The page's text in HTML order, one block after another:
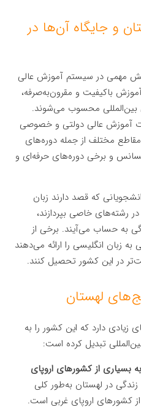
و جایگاه آن‌ها در
مهمی در سیستم آموزش عالی
باکیفیت و مقرون‌به‌صرفه،
محسوب می‌شوند.
آموزش عالی دولتی و خصوصی
مختلف از جمله دوره‌های
و برخی دوره‌های حرفه‌ای و
که قصد دارند زبان
رشته‌های خاصی بپردازند،
به حساب می‌آیند. برخی از
زبان انگلیسی را ارائه می‌دهند
در این کشور تحصیل کنند.
زیادی دارد که این کشور را به
تبدیل کرده است:
بسیاری از کشورهای اروپای
در لهستان به‌طور کلی
کشورهای اروپای غربی است.